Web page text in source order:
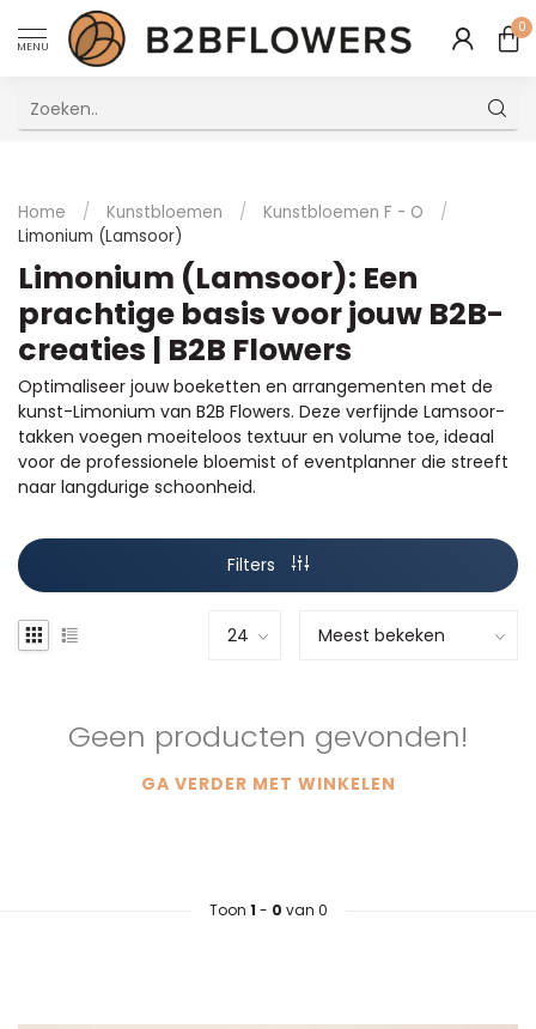
MENU
0
Home / Kunstbloemen / Kunstbloemen F - O
/
Limonium (Lamsoor)
Limonium (Lamsoor): Een
prachtige basis voor jouw B2B-
creaties | B2B Flowers
Optimaliseer jouw boeketten en arrangementen met de
kunst-Limonium van B2B Flowers. Deze verfijnde Lamsoor-
takken voegen moeiteloos textuur en volume toe, ideaal
voor de professionele bloemist of eventplanner die streeft
naar langdurige schoonheid.
Filters
Geen producten gevonden!
GA VERDER MET WINKELEN
Toon 1 - 0 van 0